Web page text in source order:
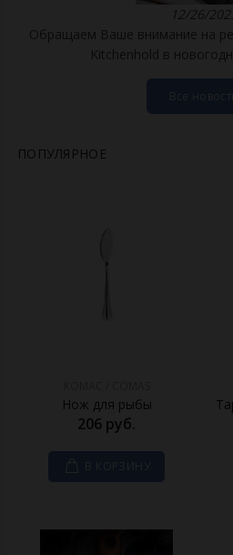
12/26/
Обращаем Ваше внимание на
Kitchenhold в
Все новости
ПОПУЛЯРНОЕ
Нож для рыбы
206 руб.
В КОРЗИНУ